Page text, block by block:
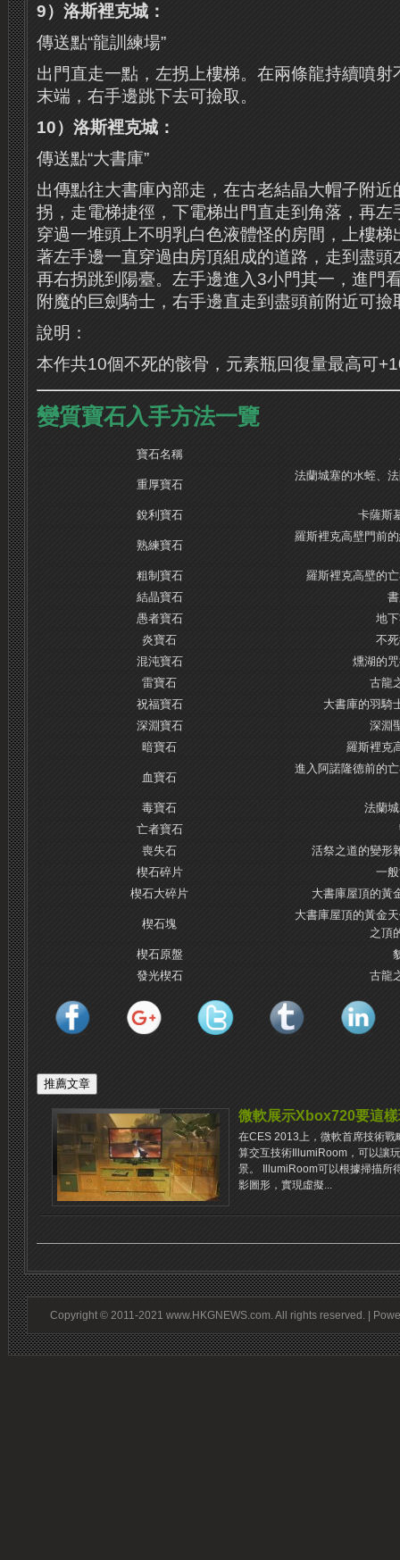
9）洛斯裡克城：
傳送點“龍訓練場”
出門直走一點，左拐上樓梯。在兩條龍持續噴
末端，右手邊跳下去可撿取。
10）洛斯裡克城：
傳送點“大書庫”
出傳點往大書庫內部走，在古老結晶大帽子附近
拐，走電梯捷徑，下電梯出門直走到角落，再左
穿過一堆頭上不明乳白色液體怪的房間，上樓
著左手邊一直穿過由房頂組成的道路，走到盡頭
再右拐跳到陽臺。左手邊進入3小門其一，進門
附魔的巨劍騎士，右手邊直走到盡頭前附近可撿
說明：
本作共10個不死的骸骨，元素瓶回復量最高可
變質寶石入手方法一覽
寶石名稱
重厚寶石
法蘭城塞的水蛭、
銳利寶石 卡薩斯
熟練寶石
羅斯裡克高壁門前
粗制寶石
羅斯裡克高壁的
結晶寶石
愚者寶石
地
炎寶石
不
混沌寶石
燻湖的
雷寶石
古龍
祝福寶石
大書庫的羽騎
深淵寶石
深淵
暗寶石
羅斯裡克
血寶石
進入阿諾隆德前的
毒寶石
法蘭
亡者寶石
喪失石
活祭之道的變形
楔石碎片
一
楔石大碎片
大書庫屋頂的黃
楔石塊
大書庫屋頂的黃金
之頂
楔石原盤
發光楔石
古龍
微軟展示Xbox720要這
在CES 2013上，微軟首席技術
算交互技術IllumiRoom，可以讓
景。 IllumiRoom可以根據掃描所
影圖形，實現虛擬...
Copyright © 2011-2021 www.HKGNEWS.com. All rights reserved. |